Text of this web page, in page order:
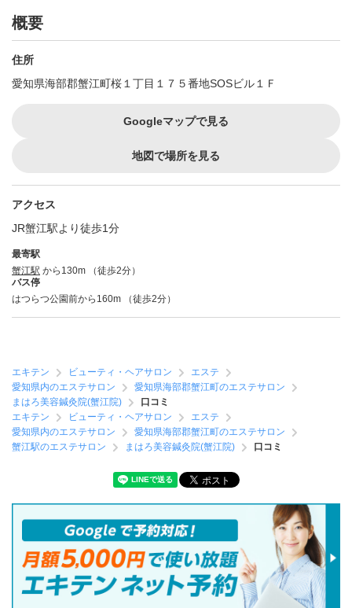
概要
住所
愛知県海部郡蟹江町桜１丁目１７５番地SOSビル１Ｆ
Googleマップで見る
地図で場所を見る
アクセス
JR蟹江駅より徒歩1分
最寄駅
蟹江駅 から130m （徒歩2分）
バス停
はつらつ公園前から160m （徒歩2分）
エキテン ビューティ・ヘアサロン
エステ
愛知県内のエステサロン
愛知県海部郡蟹江町のエステサロン
まはろ美容鍼灸院(蟹江院)
口コミ
エキテン
ビューティ・ヘアサロン
エステ
愛知県内のエステサロン
愛知県海部郡蟹江町のエステサロン
蟹江駅のエステサロン
まはろ美容鍼灸院(蟹江院) 口コミ